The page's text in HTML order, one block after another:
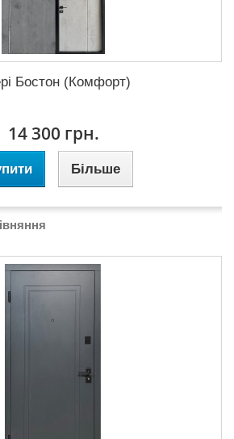
Бостон (Комфорт)
14 300 грн.
Більше